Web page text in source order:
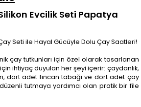
Evcilik Seti Papatya
Seti ile Hayal Gücüyle Dolu Çay Saatleri!
çay tutkunları için özel olarak tasarlanan
ihtiyaç duyulan her şeyi içerir: çaydanlık,
dört adet fincan tabağı ve dört adet çay
tutmaya yardımcı olan pratik bir file